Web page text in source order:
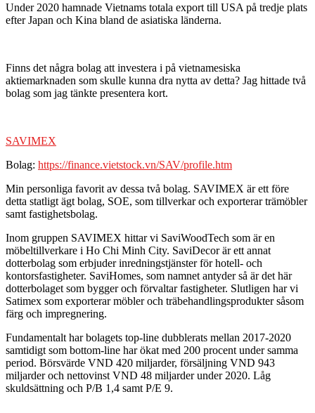
Under 2020 hamnade Vietnams totala export till USA på tredje plats
efter Japan och Kina bland de asiatiska länderna.
Finns det några bolag att investera i på vietnamesiska
aktiemarknaden som skulle kunna dra nytta av detta? Jag hittade två
bolag som jag tänkte presentera kort.
SAVIMEX
Bolag: https://finance.vietstock.vn/SAV/profile.htm
Min personliga favorit av dessa två bolag. SAVIMEX är ett före
detta statligt ägt bolag, SOE, som tillverkar och exporterar trämöbler
samt fastighetsbolag.
Inom gruppen SAVIMEX hittar vi SaviWoodTech som är en
möbeltillverkare i Ho Chi Minh City. SaviDecor är ett annat
dotterbolag som erbjuder inredningstjänster för hotell- och
kontorsfastigheter. SaviHomes, som namnet antyder så är det här
dotterbolaget som bygger och förvaltar fastigheter. Slutligen har vi
Satimex som exporterar möbler och träbehandlingsprodukter såsom
färg och impregnering.
Fundamentalt har bolagets top-line dubblerats mellan 2017-2020
samtidigt som bottom-line har ökat med 200 procent under samma
period. Börsvärde VND 420 miljarder, försäljning VND 943
miljarder och nettovinst VND 48 miljarder under 2020. Låg
skuldsättning och P/B 1,4 samt P/E 9.